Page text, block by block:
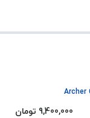
9,400,000 تومان